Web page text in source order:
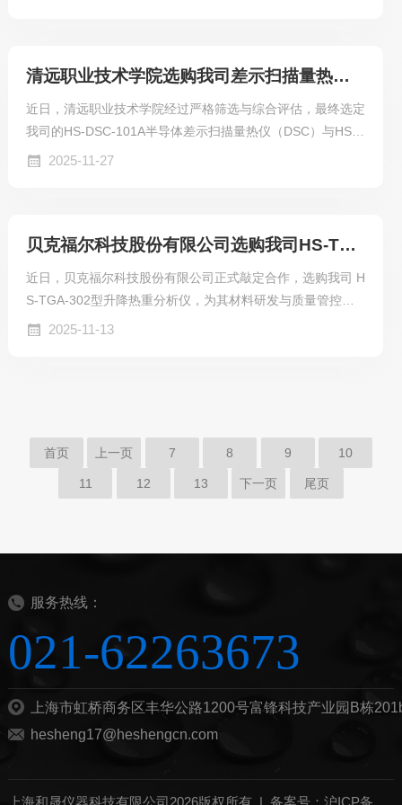
清远职业技术学院选购我司差示扫描量热仪及同步热分析仪
近日，清远职业技术学院经过严格筛选与综合评估，最终选定
我司的HS-DSC-101A半导体差示扫描量热仪（DSC）与HS-S
TA-002同步热分析仪（STA），为学院科研与教学注入强劲
2025-11-27
贝克福尔科技股份有限公司选购我司HS-TGA-302热重分析仪
近日，贝克福尔科技股份有限公司正式敲定合作，选购我司 H
S-TGA-302型升降热重分析仪，为其材料研发与质量管控体
系注入强劲技术动力。此次合作不仅是对我司产品性能的高度
2025-11-13
首页 上一页 7 8 9 10
11 12 13 下一页 尾页
服务热线：
021-62263673
上海市虹桥商务区丰华公路1200号富锋科技产业园B栋
hesheng17@heshengcn.com
上海和晟仪器科技有限公司2026版权所有 | 备案号：沪ICP备